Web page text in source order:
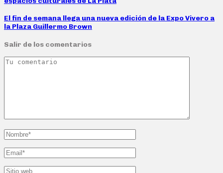
El fin de semana llega una nueva edición de la Expo Vivero a
la Plaza Guillermo Brown
Salir de los comentarios